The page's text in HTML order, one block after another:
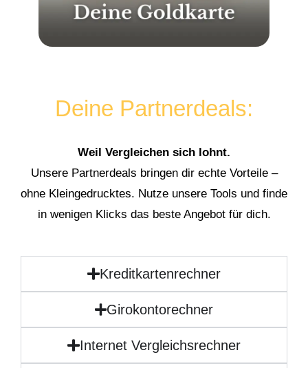
Deine Partnerdeals:
Weil Vergleichen sich lohnt.
Unsere Partnerdeals bringen dir echte Vorteile –
ohne Kleingedrucktes. Nutze unsere Tools und finde
in wenigen Klicks das beste Angebot für dich.
Kreditkartenrechner
Girokontorechner
Internet Vergleichsrechner